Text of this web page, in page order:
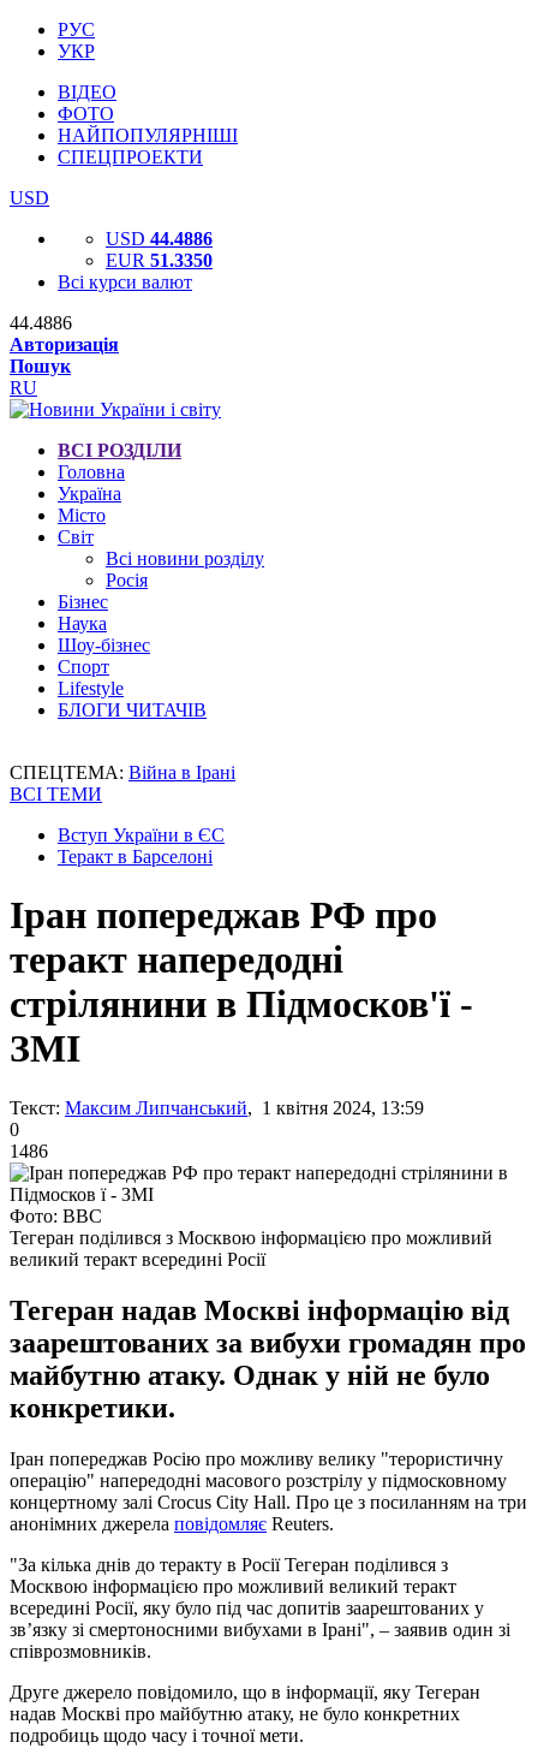
РУС
УКР
ВІДЕО
ФОТО
НАЙПОПУЛЯРНІШІ
СПЕЦПРОЕКТИ
USD
USD 44.4886
EUR 51.3350
Всі курси валют
44.4886
Авторизація
Пошук
RU
ВСІ РОЗДІЛИ
Головна
Україна
Місто
Світ
Всі новини розділу
Росія
Бізнес
Наука
Шоу-бізнес
Спорт
Lifestyle
БЛОГИ ЧИТАЧІВ
СПЕЦТЕМА: Війна в Ірані
ВСІ ТЕМИ
Вступ України в ЄС
Теракт в Барселоні
Іран попереджав РФ про
теракт напередодні
стрілянини в Підмосков'ї -
ЗМІ
Текст: Максим Липчанський, 1 квітня 2024, 13:59
0
1486
Фото: ВВС
Тегеран поділився з Москвою інформацією про можливий
великий теракт всередині Росії
Тегеран надав Москві інформацію від
заарештованих за вибухи громадян про
майбутню атаку. Однак у ній не було
конкретики.
Іран попереджав Росію про можливу велику "терористичну
операцію" напередодні масового розстрілу у підмосковному
концертному залі Crocus City Hall. Про це з посиланням на три
анонімних джерела повідомляє Reuters.
"За кілька днів до теракту в Росії Тегеран поділився з
Москвою інформацією про можливий великий теракт
всередині Росії, яку було під час допитів заарештованих у
зв’язку зі смертоносними вибухами в Ірані", – заявив один зі
співрозмовників.
Друге джерело повідомило, що в інформації, яку Тегеран
надав Москві про майбутню атаку, не було конкретних
подробиць щодо часу і точної мети.